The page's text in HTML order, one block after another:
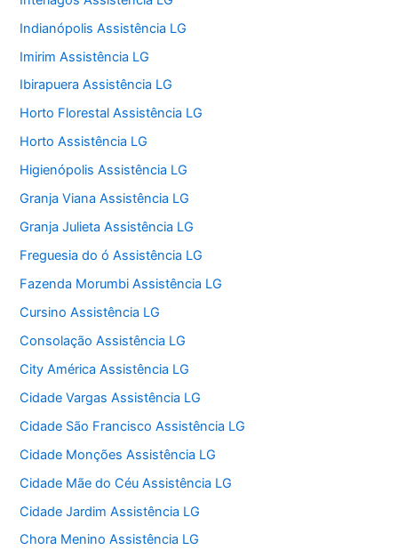
Indianópolis Assistência LG
Imirim Assistência LG
Ibirapuera Assistência LG
Horto Florestal Assistência LG
Horto Assistência LG
Higienópolis Assistência LG
Granja Viana Assistência LG
Granja Julieta Assistência LG
Freguesia do ó Assistência LG
Fazenda Morumbi Assistência LG
Cursino Assistência LG
Consolação Assistência LG
City América Assistência LG
Cidade Vargas Assistência LG
Cidade São Francisco Assistência LG
Cidade Monções Assistência LG
Cidade Mãe do Céu Assistência LG
Cidade Jardim Assistência LG
Chora Menino Assistência LG